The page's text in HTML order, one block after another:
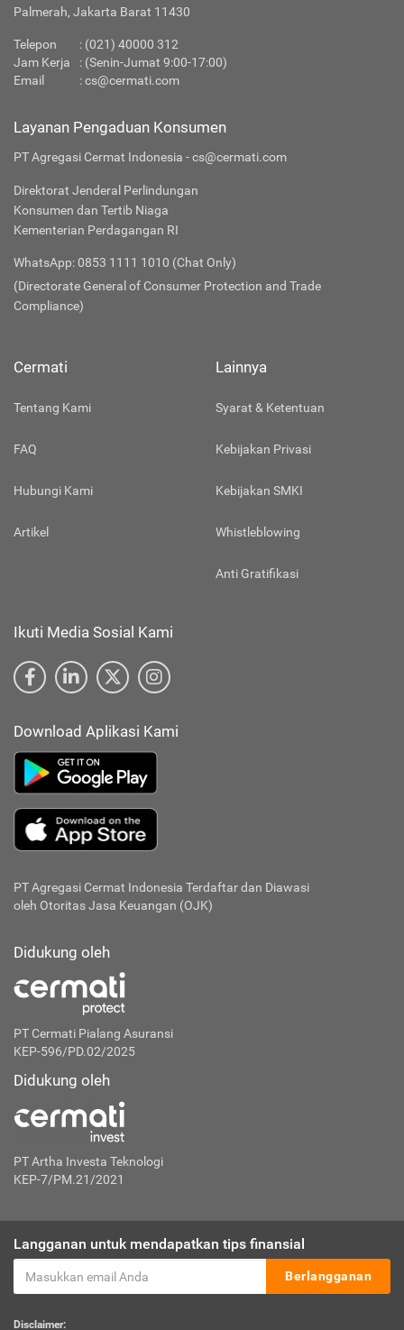
Palmerah, Jakarta Barat 11430
Telepon : (021) 40000 312
Jam Kerja
: (Senin-Jumat 9:00-17:00)
Email
:cs@cermati.com
Layanan Pengaduan Konsumen
PT Agregasi Cermat Indonesia - cs@cermati.com
Direktorat Jenderal Perlindungan
Konsumen dan Tertib Niaga
Kementerian Perdagangan RI
WhatsApp: 0853 1111 1010 (Chat Only)
(Directorate General of Consumer Protection and Trade
Compliance)
Cermati
Tentang Kami
FAQ
Hubungi Kami
Artikel
Lainnya
Syarat & Ketentuan
Kebijakan Privasi
Kebijakan SMKI
Whistleblowing
Anti Gratifikasi
Ikuti Media Sosial Kami
Download Aplikasi Kami
PT Agregasi Cermat Indonesia Terdaftar dan Diawasi
oleh Otoritas Jasa Keuangan (OJK)
Didukung oleh
PT Cermati Pialang Asuransi
KEP-596/PD.02/2025
Didukung oleh
PT Artha Investa Teknologi
KEP-7/PM.21/2021
Langganan untuk mendapatkan tips finansial
Berlangganan
Disclaimer: